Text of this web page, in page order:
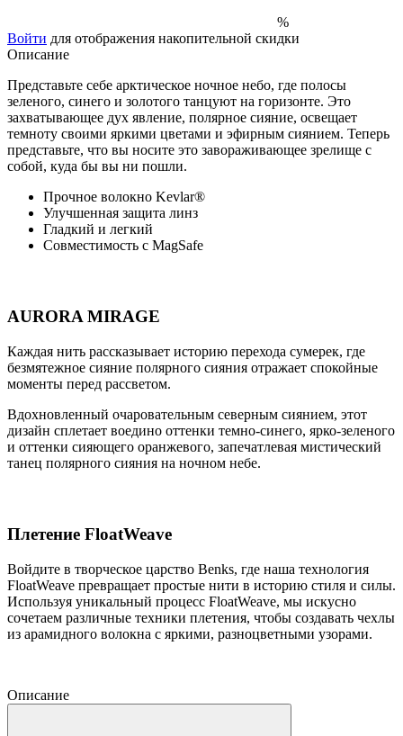
%
Войти для отображения накопительной скидки
Описание
Представьте себе арктическое ночное небо, где полосы
зеленого, синего и золотого танцуют на горизонте. Это
захватывающее дух явление, полярное сияние, освещает
темноту своими яркими цветами и эфирным сиянием. Теперь
представьте, что вы носите это завораживающее зрелище с
собой, куда бы вы ни пошли.
Прочное волокно Kevlar®
Улучшенная защита линз
Гладкий и легкий
Совместимость с MagSafe
AURORA MIRAGE
Каждая нить рассказывает историю перехода сумерек, где
безмятежное сияние полярного сияния отражает спокойные
моменты перед рассветом.
Вдохновленный очаровательным северным сиянием, этот
дизайн сплетает воедино оттенки темно-синего, ярко-зеленого
и оттенки сияющего оранжевого, запечатлевая мистический
танец полярного сияния на ночном небе.
Плетение FloatWeave
Войдите в творческое царство Benks, где наша технология
FloatWeave превращает простые нити в историю стиля и силы.
Используя уникальный процесс FloatWeave, мы искусно
сочетаем различные техники плетения, чтобы создавать чехлы
из арамидного волокна с яркими, разноцветными узорами.
Описание